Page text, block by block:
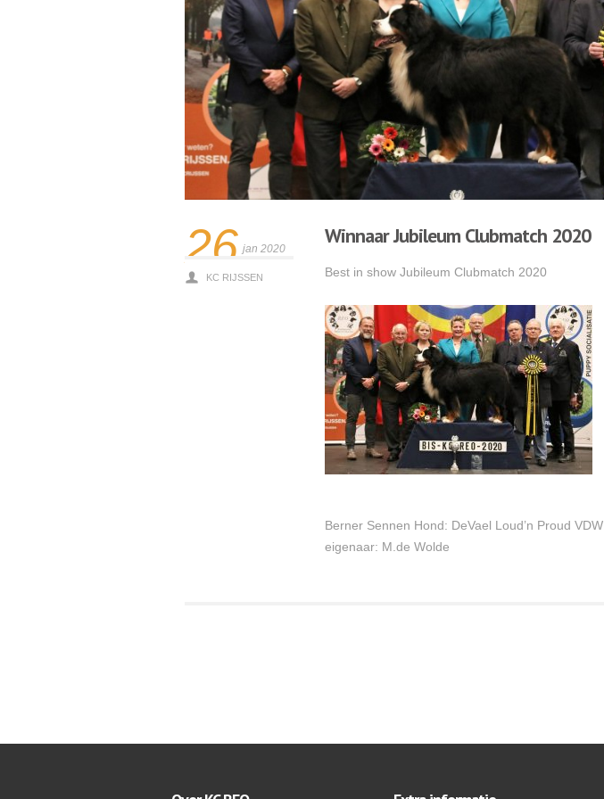
26 jan 2020
KC RIJSSEN
Winnaar Jubileum Clubmatch 2020
Best in show Jubileum Clubmatch 2020
Berner Sennen Hond: DeVael Loud’n Proud VDW
eigenaar: M.de Wolde